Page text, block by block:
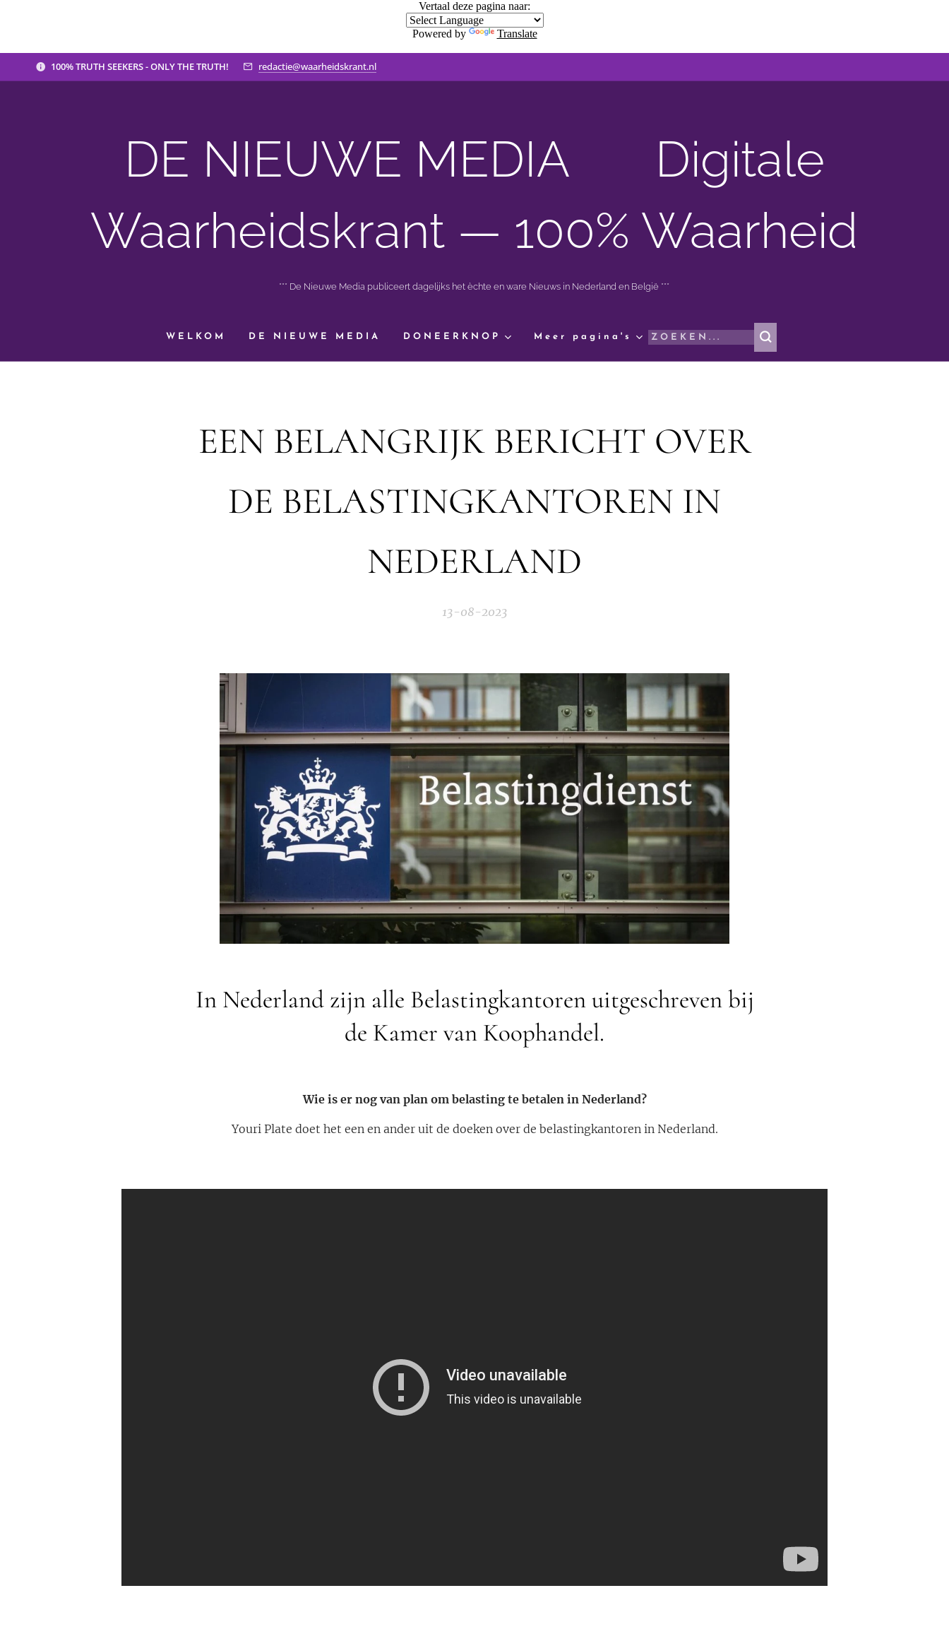
Vertaal deze pagina naar:
Powered by Translate
100% TRUTH SEEKERS - ONLY THE TRUTH! redactie@waarheidskrant.nl
DE NIEUWE MEDIA 🟣 Digitale
Waarheidskrant — 100% Waarheid
*** De Nieuwe Media publiceert dagelijks het èchte en ware Nieuws in Nederland en België ***
WELKOM DE NIEUWE MEDIA DONEERKNOP Meer pagina's
EEN BELANGRIJK BERICHT OVER
DE BELASTINGKANTOREN IN
NEDERLAND
13-08-2023
In Nederland zijn alle Belastingkantoren uitgeschreven bij
de Kamer van Koophandel.
Wie is er nog van plan om belasting te betalen in Nederland?
Youri Plate doet het een en ander uit de doeken over de belastingkantoren in Nederland.